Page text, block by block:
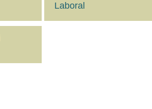
Laboral